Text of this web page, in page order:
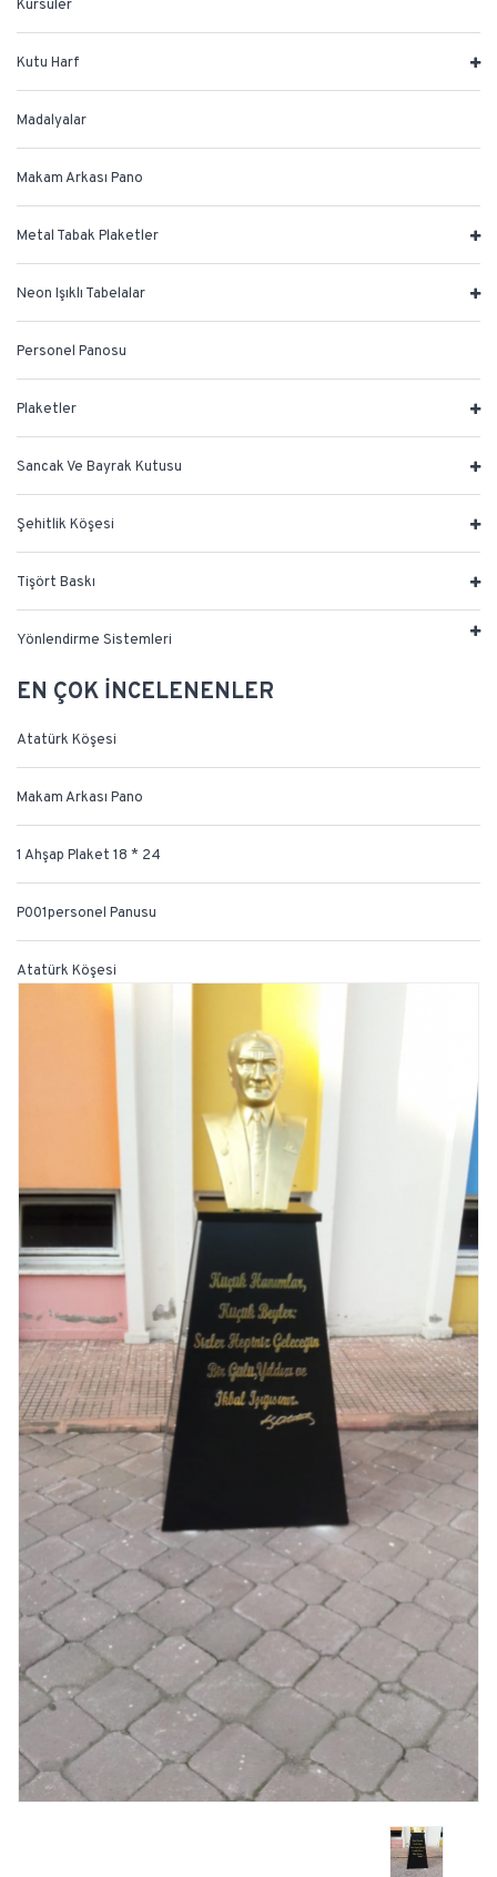
Kürsüler
Kutu Harf
Madalyalar
Makam Arkası Pano
Metal Tabak Plaketler
Neon Işıklı Tabelalar
Personel Panosu
Plaketler
Sancak Ve Bayrak Kutusu
Şehitlik Köşesi
Tişört Baskı
Yönlendirme Sistemleri
EN ÇOK İNCELENENLER
Atatürk Köşesi
Makam Arkası Pano
1 Ahşap Plaket 18 * 24
P001personel Panusu
Atatürk Köşesi